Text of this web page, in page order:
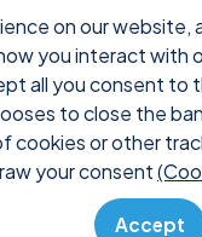
on our website,
you interact
all you consent to
to close the
or other
your consent
Accept
Console